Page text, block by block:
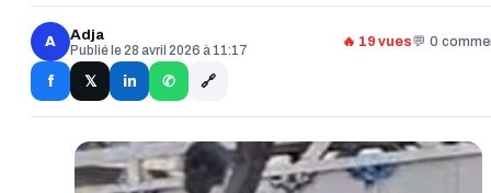
A Adja
Publié le 28 avril 2026 à 11:17
🔥 19 vues💬 0
f 𝕏 in ✆ 🔗